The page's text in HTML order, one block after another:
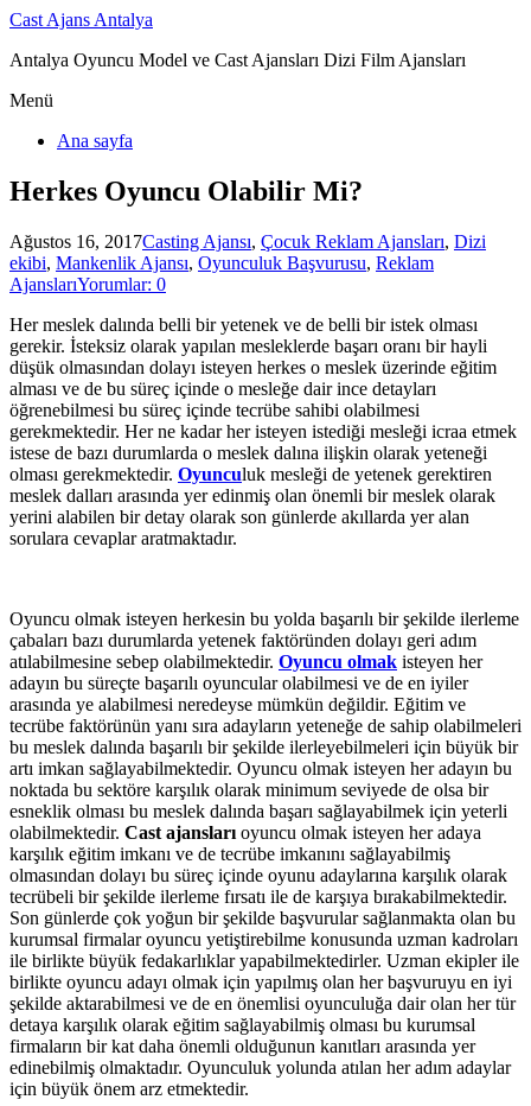
Cast Ajans Antalya
Antalya Oyuncu Model ve Cast Ajansları Dizi Film Ajansları
Menü
Ana sayfa
Herkes Oyuncu Olabilir Mi?
Ağustos 16, 2017Casting Ajansı, Çocuk Reklam Ajansları, Dizi
ekibi, Mankenlik Ajansı, Oyunculuk Başvurusu, Reklam
AjanslarıYorumlar: 0
Her meslek dalında belli bir yetenek ve de belli bir istek olması
gerekir. İsteksiz olarak yapılan mesleklerde başarı oranı bir hayli
düşük olmasından dolayı isteyen herkes o meslek üzerinde eğitim
alması ve de bu süreç içinde o mesleğe dair ince detayları
öğrenebilmesi bu süreç içinde tecrübe sahibi olabilmesi
gerekmektedir. Her ne kadar her isteyen istediği mesleği icraa etmek
istese de bazı durumlarda o meslek dalına ilişkin olarak yeteneği
olması gerekmektedir. Oyunculuk mesleği de yetenek gerektiren
meslek dalları arasında yer edinmiş olan önemli bir meslek olarak
yerini alabilen bir detay olarak son günlerde akıllarda yer alan
sorulara cevaplar aratmaktadır.
Oyuncu olmak isteyen herkesin bu yolda başarılı bir şekilde ilerleme
çabaları bazı durumlarda yetenek faktöründen dolayı geri adım
atılabilmesine sebep olabilmektedir. Oyuncu olmak isteyen her
adayın bu süreçte başarılı oyuncular olabilmesi ve de en iyiler
arasında ye alabilmesi neredeyse mümkün değildir. Eğitim ve
tecrübe faktörünün yanı sıra adayların yeteneğe de sahip olabilmeleri
bu meslek dalında başarılı bir şekilde ilerleyebilmeleri için büyük bir
artı imkan sağlayabilmektedir. Oyuncu olmak isteyen her adayın bu
noktada bu sektöre karşılık olarak minimum seviyede de olsa bir
esneklik olması bu meslek dalında başarı sağlayabilmek için yeterli
olabilmektedir. Cast ajansları oyuncu olmak isteyen her adaya
karşılık eğitim imkanı ve de tecrübe imkanını sağlayabilmiş
olmasından dolayı bu süreç içinde oyunu adaylarına karşılık olarak
tecrübeli bir şekilde ilerleme fırsatı ile de karşıya bırakabilmektedir.
Son günlerde çok yoğun bir şekilde başvurular sağlanmakta olan bu
kurumsal firmalar oyuncu yetiştirebilme konusunda uzman kadroları
ile birlikte büyük fedakarlıklar yapabilmektedirler. Uzman ekipler ile
birlikte oyuncu adayı olmak için yapılmış olan her başvuruyu en iyi
şekilde aktarabilmesi ve de en önemlisi oyunculuğa dair olan her tür
detaya karşılık olarak eğitim sağlayabilmiş olması bu kurumsal
firmaların bir kat daha önemli olduğunun kanıtları arasında yer
edinebilmiş olmaktadır. Oyunculuk yolunda atılan her adım adaylar
için büyük önem arz etmektedir.